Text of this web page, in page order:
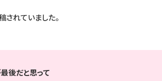
されていました。
後だと思って